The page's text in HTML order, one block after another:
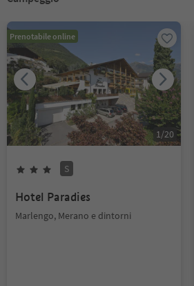
Prenotabile online
1/20
S
Hotel Paradies
Marlengo, Merano e dintorni